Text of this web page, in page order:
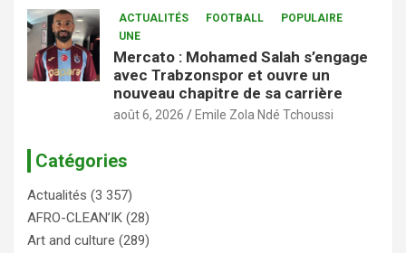
ACTUALITÉS FOOTBALL
POPULAIRE
UNE
Mercato : Mohamed Salah s’engage
avec Trabzonspor et ouvre un
nouveau chapitre de sa carrière
août 6, 2026 Emile Zola Ndé Tchoussi
Catégories
Actualités (3 357)
AFRO-CLEAN’IK (28)
Art and culture (289)